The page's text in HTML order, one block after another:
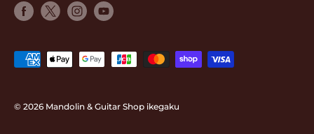
© 2026 Mandolin & Guitar Shop ikegaku